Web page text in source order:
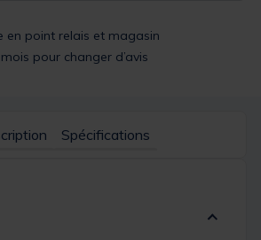
en point relais et magasin
pour changer d’avis
Spécifications